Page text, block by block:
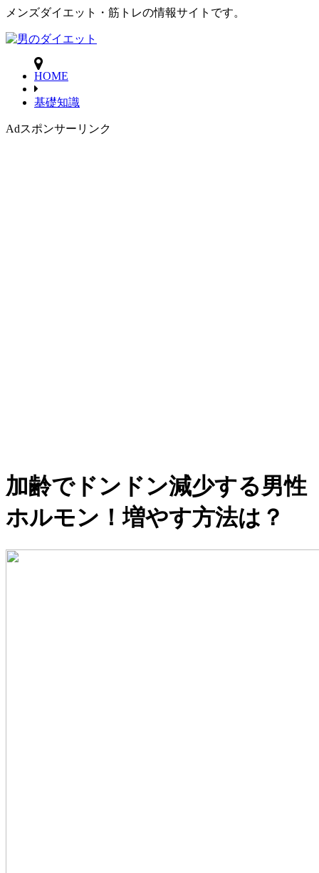
メンズダイエット・筋トレの情報サイトです。
HOME
基礎知識
Adスポンサーリンク
加齢でドンドン減少する男性
ホルモン！増やす方法は？